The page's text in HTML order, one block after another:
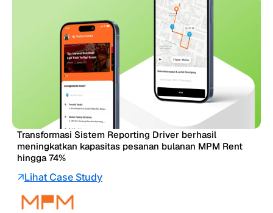
Transformasi Sistem Reporting Driver berhasil
meningkatkan kapasitas pesanan bulanan MPM Rent
hingga 74%
Lihat Case Study